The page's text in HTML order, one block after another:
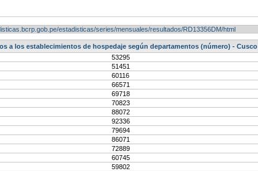
estadisticas/series/mensuales/resultados/RD13356DM/html
a los establecimientos de hospedaje según departamentos (número) - Cusco
53295
51451
60116
66571
69718
70823
88072
92336
79694
86071
72889
60745
59802